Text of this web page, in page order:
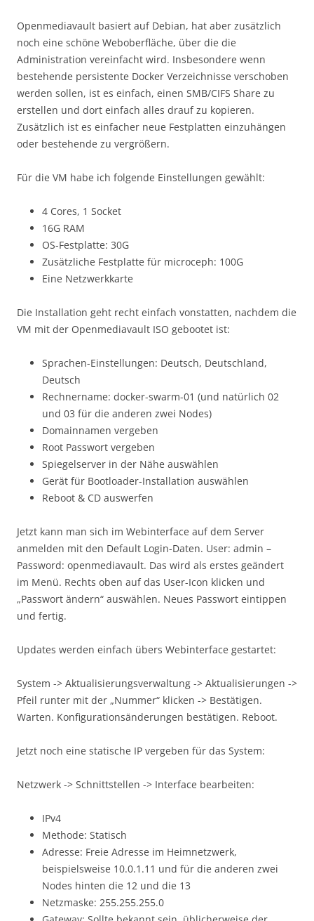
Openmediavault basiert auf Debian, hat aber zusätzlich
noch eine schöne Weboberfläche, über die die
Administration vereinfacht wird. Insbesondere wenn
bestehende persistente Docker Verzeichnisse verschoben
werden sollen, ist es einfach, einen SMB/CIFS Share zu
erstellen und dort einfach alles drauf zu kopieren.
Zusätzlich ist es einfacher neue Festplatten einzuhängen
oder bestehende zu vergrößern.
Für die VM habe ich folgende Einstellungen gewählt:
4 Cores, 1 Socket
16G RAM
OS-Festplatte: 30G
Zusätzliche Festplatte für microceph: 100G
Eine Netzwerkkarte
Die Installation geht recht einfach vonstatten, nachdem die
VM mit der Openmediavault ISO gebootet ist:
Sprachen-Einstellungen: Deutsch, Deutschland,
Deutsch
Rechnername: docker-swarm-01 (und natürlich 02
und 03 für die anderen zwei Nodes)
Domainnamen vergeben
Root Passwort vergeben
Spiegelserver in der Nähe auswählen
Gerät für Bootloader-Installation auswählen
Reboot & CD auswerfen
Jetzt kann man sich im Webinterface auf dem Server
anmelden mit den Default Login-Daten. User: admin –
Password: openmediavault. Das wird als erstes geändert
im Menü. Rechts oben auf das User-Icon klicken und
„Passwort ändern“ auswählen. Neues Passwort eintippen
und fertig.
Updates werden einfach übers Webinterface gestartet:
System -> Aktualisierungsverwaltung -> Aktualisierungen ->
Pfeil runter mit der „Nummer“ klicken -> Bestätigen.
Warten. Konfigurationsänderungen bestätigen. Reboot.
Jetzt noch eine statische IP vergeben für das System:
Netzwerk -> Schnittstellen -> Interface bearbeiten:
IPv4
Methode: Statisch
Adresse: Freie Adresse im Heimnetzwerk,
beispielsweise 10.0.1.11 und für die anderen zwei
Nodes hinten die 12 und die 13
Netzmaske: 255.255.255.0